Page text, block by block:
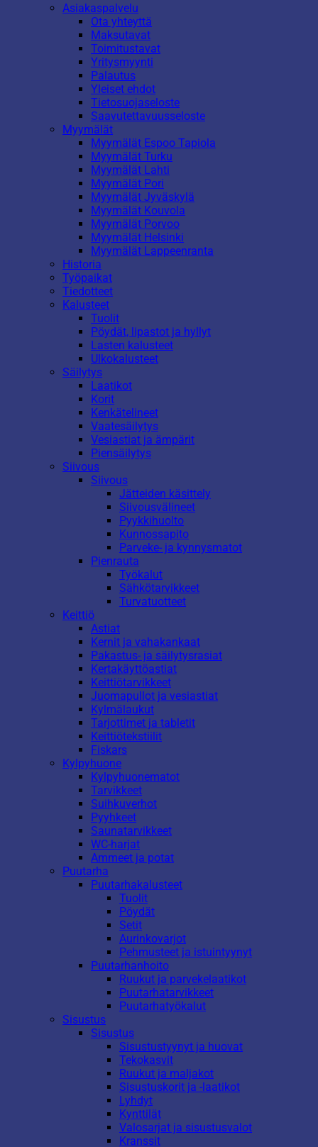
Asiakaspalvelu
Ota yhteyttä
Maksutavat
Toimitustavat
Yritysmyynti
Palautus
Yleiset ehdot
Tietosuojaseloste
Saavutettavuusseloste
Myymälät
Myymälät Espoo Tapiola
Myymälät Turku
Myymälät Lahti
Myymälät Pori
Myymälät Jyväskylä
Myymälät Kouvola
Myymälät Porvoo
Myymälät Helsinki
Myymälät Lappeenranta
Historia
Työpaikat
Tiedotteet
Kalusteet
Tuolit
Pöydät, lipastot ja hyllyt
Lasten kalusteet
Ulkokalusteet
Säilytys
Laatikot
Korit
Kenkätelineet
Vaatesäilytys
Vesiastiat ja ämpärit
Piensäilytys
Siivous
Siivous
Jätteiden käsittely
Siivousvälineet
Pyykkihuolto
Kunnossapito
Parveke- ja kynnysmatot
Pienrauta
Työkalut
Sähkötarvikkeet
Turvatuotteet
Keittiö
Astiat
Kernit ja vahakankaat
Pakastus- ja säilytysrasiat
Kertakäyttöastiat
Keittiötarvikkeet
Juomapullot ja vesiastiat
Kylmälaukut
Tarjottimet ja tabletit
Keittiötekstiilit
Fiskars
Kylpyhuone
Kylpyhuonematot
Tarvikkeet
Suihkuverhot
Pyyhkeet
Saunatarvikkeet
WC-harjat
Ammeet ja potat
Puutarha
Puutarhakalusteet
Tuolit
Pöydät
Setit
Aurinkovarjot
Pehmusteet ja istuintyynyt
Puutarhanhoito
Ruukut ja parvekelaatikot
Puutarhatarvikkeet
Puutarhatyökalut
Sisustus
Sisustus
Sisustustyynyt ja huovat
Tekokasvit
Ruukut ja maljakot
Sisustuskorit ja -laatikot
Lyhdyt
Kynttilät
Valosarjat ja sisustusvalot
Kranssit